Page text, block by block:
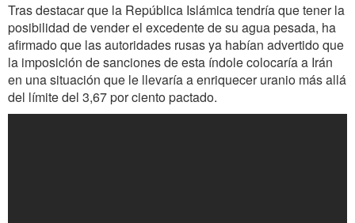
Tras destacar que la República Islámica tendría que tener la
posibilidad de vender el excedente de su agua pesada, ha
afirmado que las autoridades rusas ya habían advertido que
la imposición de sanciones de esta índole colocaría a Irán
en una situación que le llevaría a enriquecer uranio más allá
del límite del 3,67 por ciento pactado.